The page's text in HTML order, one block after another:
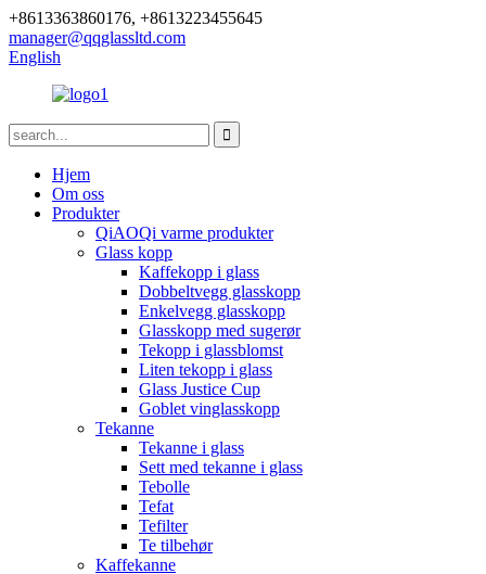
+8613363860176, +8613223455645
manager@qqglassltd.com
English
Hjem
Om oss
Produkter
QiAOQi varme produkter
Glass kopp
Kaffekopp i glass
Dobbeltvegg glasskopp
Enkelvegg glasskopp
Glasskopp med sugerør
Tekopp i glassblomst
Liten tekopp i glass
Glass Justice Cup
Goblet vinglasskopp
Tekanne
Tekanne i glass
Sett med tekanne i glass
Tebolle
Tefat
Tefilter
Te tilbehør
Kaffekanne